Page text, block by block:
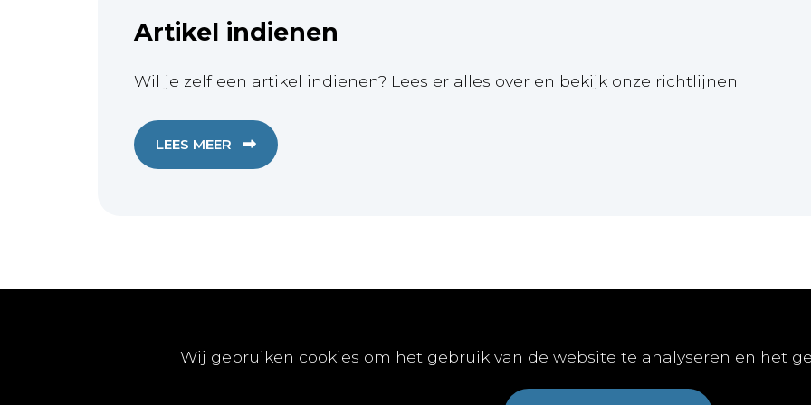
Wij gebruiken cookies om het gebruik van de website te analyseren en het
Artikel indienen
Wil je zelf een artikel indienen? Lees er alles over en bekijk onze richtlijnen.
LEES MEER
Publicaties Online Publiceren
Vacature publiceren